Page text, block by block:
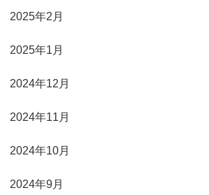
2025年2月
2025年1月
2024年12月
2024年11月
2024年10月
2024年9月